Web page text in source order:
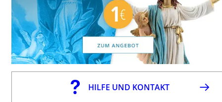
HILFE UND KONTAKT